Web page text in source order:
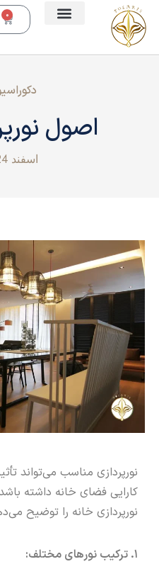
0
اصول
اسفند 24, 1403
نورپردازی مناسب می‌تواند
کارایی فضای خانه داشته
نورپردازی خانه را توضیح
1. ترکیب نورهای مختلف: